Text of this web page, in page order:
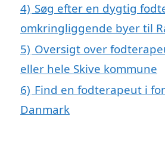
4) Søg efter en dygtig
omkringliggende byer til
5) Oversigt over
eller hele Skive kommune
6) Find en fodterapeut i
Danmark